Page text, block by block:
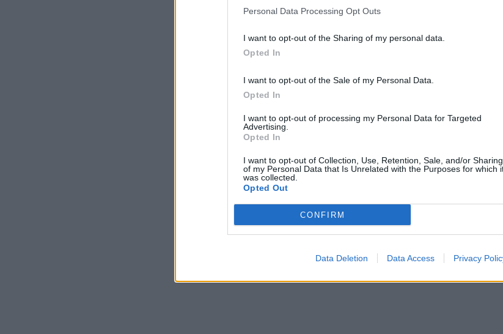
Personal Data Processing Opt Outs
I want to opt-out of the Sharing of my personal data.
Opted In
I want to opt-out of the Sale of my Personal Data.
Opted In
I want to opt-out of processing my Personal Data for Targeted
Advertising.
Opted In
I want to opt-out of Collection, Use, Retention, Sale, and/or Sharing
of my Personal Data that Is Unrelated with the Purposes for which
was collected.
Opted Out
CONFIRM
Data Deletion Data Access Privacy